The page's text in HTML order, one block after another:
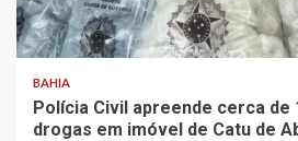
BAHIA
Polícia Civil apreende cerca de
drogas em imóvel de Catu de